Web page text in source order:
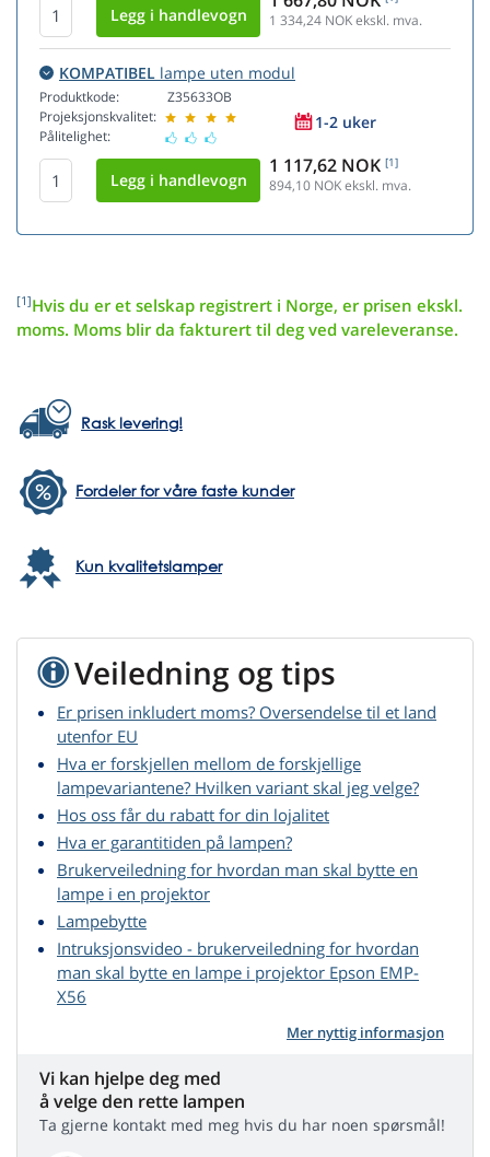
1 334,24 NOK ekskl. mva.
KOMPATIBEL lampe uten modul
Produktkode:
Projeksjonskvalitet:
Pålitelighet:
Z35633OB
1-2 uker
1 117,62 NOK [1]
894,10 NOK ekskl. mva.
[1]Hvis du er et selskap registrert i Norge, er prisen ekskl.
moms. Moms blir da fakturert til deg ved vareleveranse.
Rask levering!
Fordeler for våre faste kunder
Kun kvalitetslamper
Veiledning og tips
Er prisen inkludert moms? Oversendelse til et land
utenfor EU
Hva er forskjellen mellom de forskjellige
lampevariantene? Hvilken variant skal jeg velge?
Hos oss får du rabatt for din lojalitet
Hva er garantitiden på lampen?
Brukerveiledning for hvordan man skal bytte en
lampe i en projektor
Lampebytte
Intruksjonsvideo - brukerveiledning for hvordan
man skal bytte en lampe i projektor Epson EMP-
X56
Mer nyttig informasjon
Vi kan hjelpe deg med
å velge den rette lampen
Ta gjerne kontakt med meg hvis du har noen spørsmål!